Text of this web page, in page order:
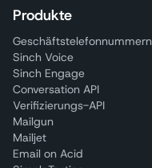
Produkte
Geschäftstelefonnummern
Sinch Voice
Sinch Engage
Conversation API
Verifizierungs-API
Mailgun
Mailjet
Email on Acid